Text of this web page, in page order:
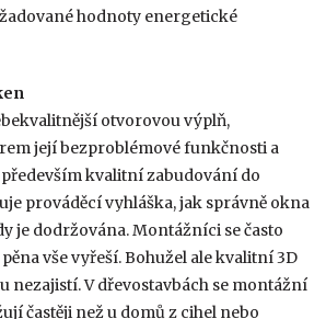
hodnoty energetické
otvorovou výplň,
její bezproblémové funkčnosti a
kvalitní zabudování do
prováděcí vyhláška, jak správně okna
je dodržována. Montážníci se často
vše vyřeší. Bohužel ale kvalitní 3D
nezajistí. V dřevostavbách se montážní
častěji než u domů z cihel nebo